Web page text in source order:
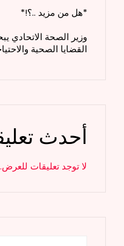
*هل من مزيد ..؟!*
وزير الصحة
القضايا الصحية
أحدث
لا توجد تعليقات للعرض.